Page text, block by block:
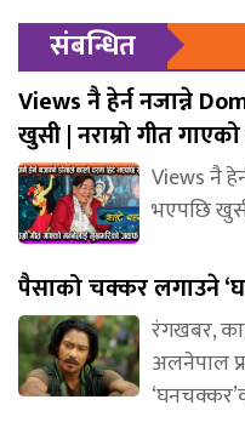
संबन्धित
Views नै हेर्न नजान्ने
खुसी | नराम्रो गीत
Views नै
भएपछि
पैसाको चक्कर लगाउने
रंगखबर,
अलनेपाल